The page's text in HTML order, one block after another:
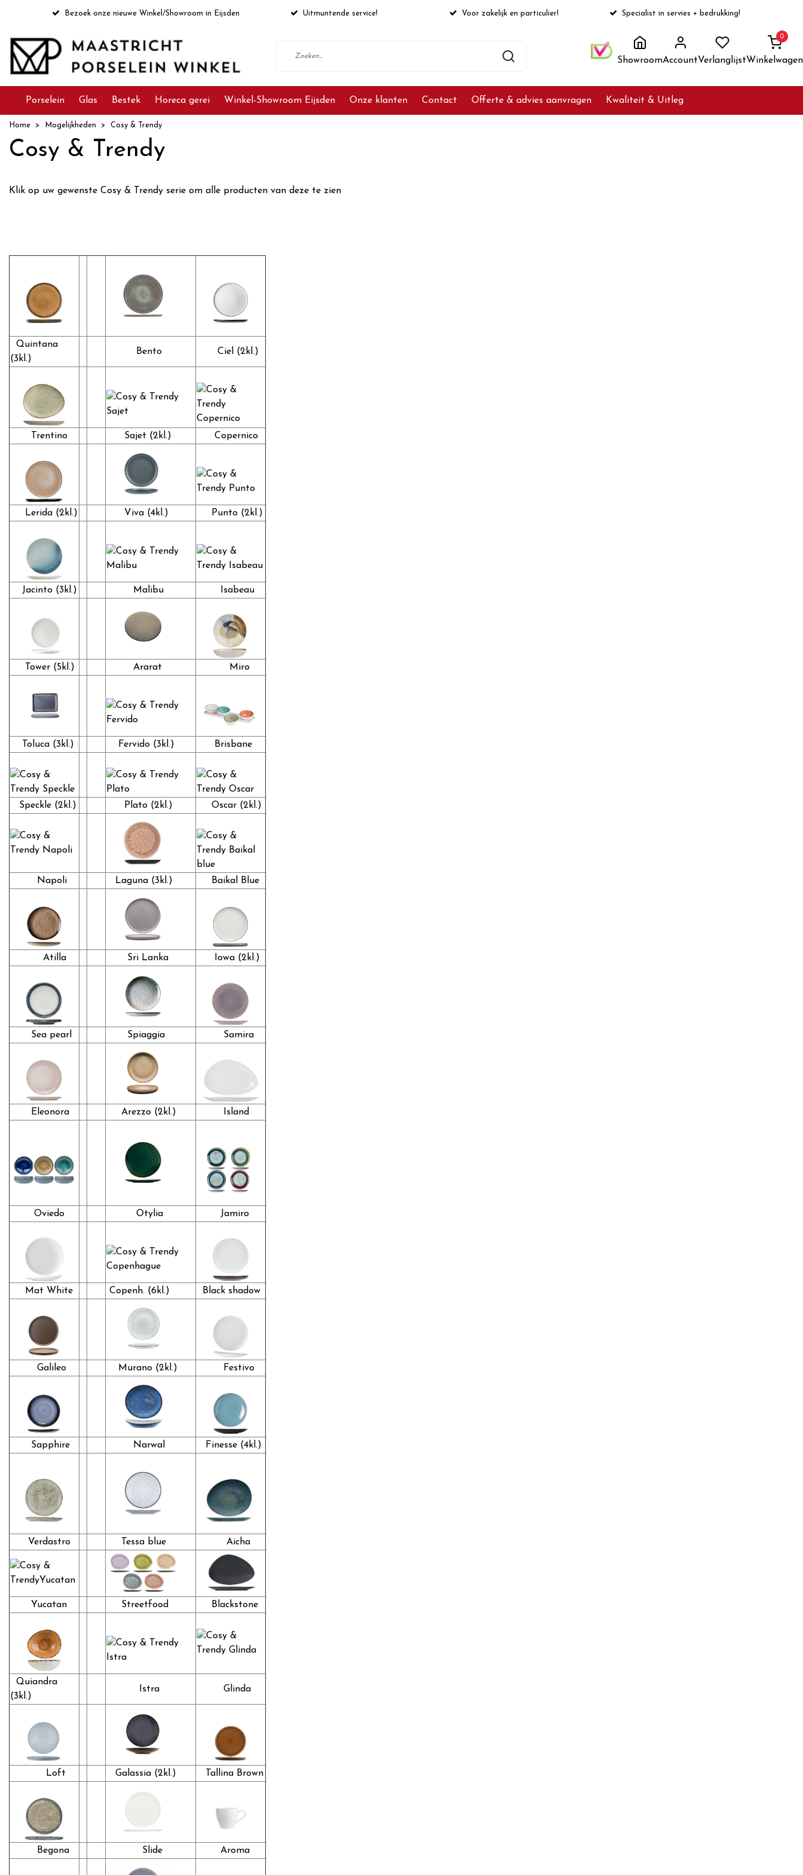
Bezoek onze nieuwe Winkel/Showroom in Eijsden Uitmuntende service! Voor zakelijk en particulier! Specialist in servies + bedrukking!
ShowroomAccountVerlanglijst
0
Winkelwagen
Porselein Glas Bestek Horeca gerei Winkel-Showroom Eijsden Onze klanten Contact Offerte & advies aanvragen Kwaliteit & Uitleg
Home Mogelijkheden Cosy & Trendy
Cosy & Trendy
Klik op uw gewenste Cosy & Trendy serie om alle producten van deze te zien
Quintana
(3kl.)
Bento Ciel (2kl.)
Trentino Sajet (2kl.) Copernico
Lerida (2kl.) Viva (4kl.) Punto (2kl.)
Jacinto (3kl.) Malibu Isabeau
Tower (5kl.) Ararat Miro
Toluca (3kl.) Fervido (3kl.) Brisbane
Speckle (2kl.) Plato (2kl.) Oscar (2kl.)
Napoli Laguna (3kl.) Baikal Blue
Atilla Sri Lanka Iowa (2kl.)
Sea pearl Spiaggia Samira
Eleonora Arezzo (2kl.) Island
Oviedo Otylia Jamiro
Mat White Copenh. (6kl.) Black shadow
Galileo Murano (2kl.) Festivo
Sapphire Narwal Finesse (4kl.)
Verdastro Tessa blue Aicha
Yucatan Streetfood Blackstone
Quiandra
(3kl.)
Istra Glinda
Loft Galassia (2kl.) Tallina Brown
Begona Slide Aroma